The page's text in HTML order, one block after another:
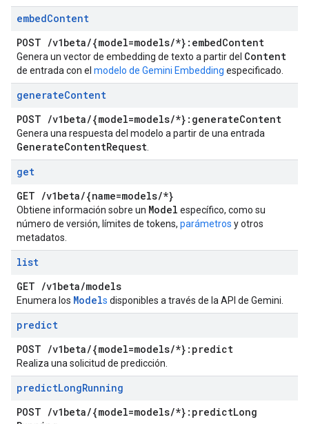
embedContent
POST /v1beta/{model=models/*}:embedContent
Genera un vector de embedding de texto a partir del Content
de entrada con el modelo de Gemini Embedding especificado.
generateContent
POST /v1beta/{model=models/*}:generateContent
Genera una respuesta del modelo a partir de una entrada
GenerateContentRequest
get
GET /v1beta/{name=models/*}
Obtiene información sobre un Model específico, como su
número de versión, límites de tokens, parámetros y otros
metadatos.
list
GET /v1beta/models
Enumera los Models disponibles a través de la API de Gemini.
predict
POST /v1beta/{model=models/*}:predict
Realiza una solicitud de predicción.
predictLongRunning
POST /v1beta/{model=models/*}:predictLong